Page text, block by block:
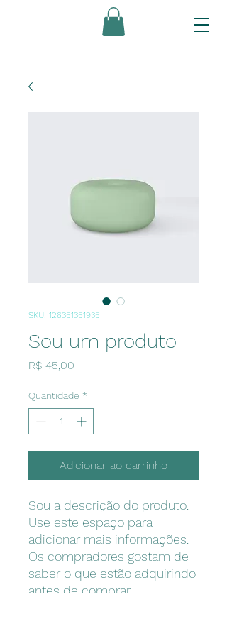
SKU: 126351351935
Sou um produto
R$ 45,00
Quantidade *
Adicionar ao carrinho
Sou a descrição do produto.
Use este espaço para
adicionar mais informações.
Os compradores gostam de
saber o que estão adquirindo
antes de comprar.